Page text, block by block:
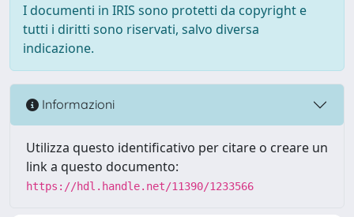
I documenti in IRIS sono protetti da copyright e
tutti i diritti sono riservati, salvo diversa
indicazione.
Informazioni
Utilizza questo identificativo per citare o creare un
link a questo documento:
https://hdl.handle.net/11390/1233566